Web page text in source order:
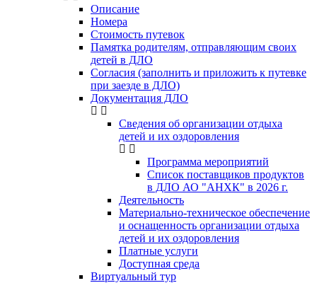
Описание
Номера
Стоимость путевок
Памятка родителям, отправляющим своих
детей в ДЛО
Согласия (заполнить и приложить к путевке
при заезде в ДЛО)
Документация ДЛО
Сведения об организации отдыха
детей и их оздоровления
Программа мероприятий
Список поставщиков продуктов
в ДЛО АО "АНХК" в 2026 г.
Деятельность
Материально-техническое обеспечение
и оснащенность организации отдыха
детей и их оздоровления
Платные услуги
Доступная среда
Виртуальный тур